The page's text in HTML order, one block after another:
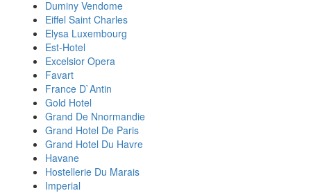
Duminy Vendome
Eiffel Saint Charles
Elysa Luxembourg
Est-Hotel
Excelsior Opera
Favart
France D`Antin
Gold Hotel
Grand De Nnormandie
Grand Hotel De Paris
Grand Hotel Du Havre
Havane
Hostellerie Du Marais
Imperial